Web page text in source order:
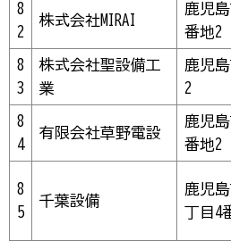
8
2
株式会社MIRAI
鹿児
番地2
8
3
株式会社聖設備工
業
鹿児
2
8
4
有限会社草野電設
鹿児
番地2
8
5
千葉設備
鹿児
丁目4